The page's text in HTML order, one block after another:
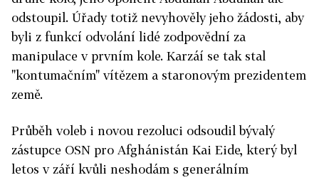
odstoupil. Úřady totiž nevyhověly jeho žádosti, aby
byli z funkcí odvolání lidé zodpovědní za
manipulace v prvním kole. Karzáí se tak stal
"kontumačním" vítězem a staronovým prezidentem
země.
Průběh voleb i novou rezoluci odsoudil bývalý
zástupce OSN pro Afghánistán Kai Eide, který byl
letos v září kvůli neshodám s generálním